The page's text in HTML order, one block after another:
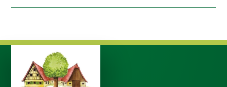
Problemen wendet euch bitte direkt an sie.